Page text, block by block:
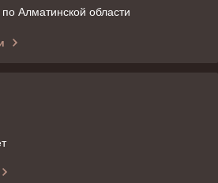
Алматинской области